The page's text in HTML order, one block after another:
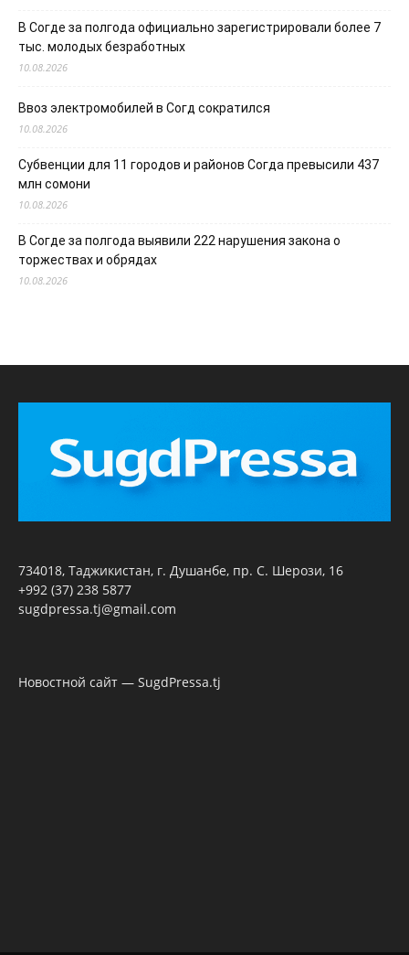
В Согде за полгода официально зарегистрировали более 7
тыс. молодых безработных
10.08.2026
Ввоз электромобилей в Согд сократился
10.08.2026
Субвенции для 11 городов и районов Согда превысили 437
млн сомони
10.08.2026
В Согде за полгода выявили 222 нарушения закона о
торжествах и обрядах
10.08.2026
734018, Таджикистан, г. Душанбе, пр. С. Шерози, 16
+992 (37) 238 5877
sugdpressa.tj@gmail.com
Новостной сайт — SugdPressa.tj